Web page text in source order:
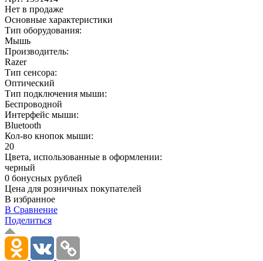
Нет в продаже
Основные характеристики
Тип оборудования:
Мышь
Производитель:
Razer
Тип сенсора:
Оптический
Тип подключения мыши:
Беспроводной
Интерфейс мыши:
Bluetooth
Кол-во кнопок мыши:
20
Цвета, использованные в оформлении:
черный
0 бонусных рублей
Цена для розничных покупателей
В избранное
В Сравнение
Поделиться